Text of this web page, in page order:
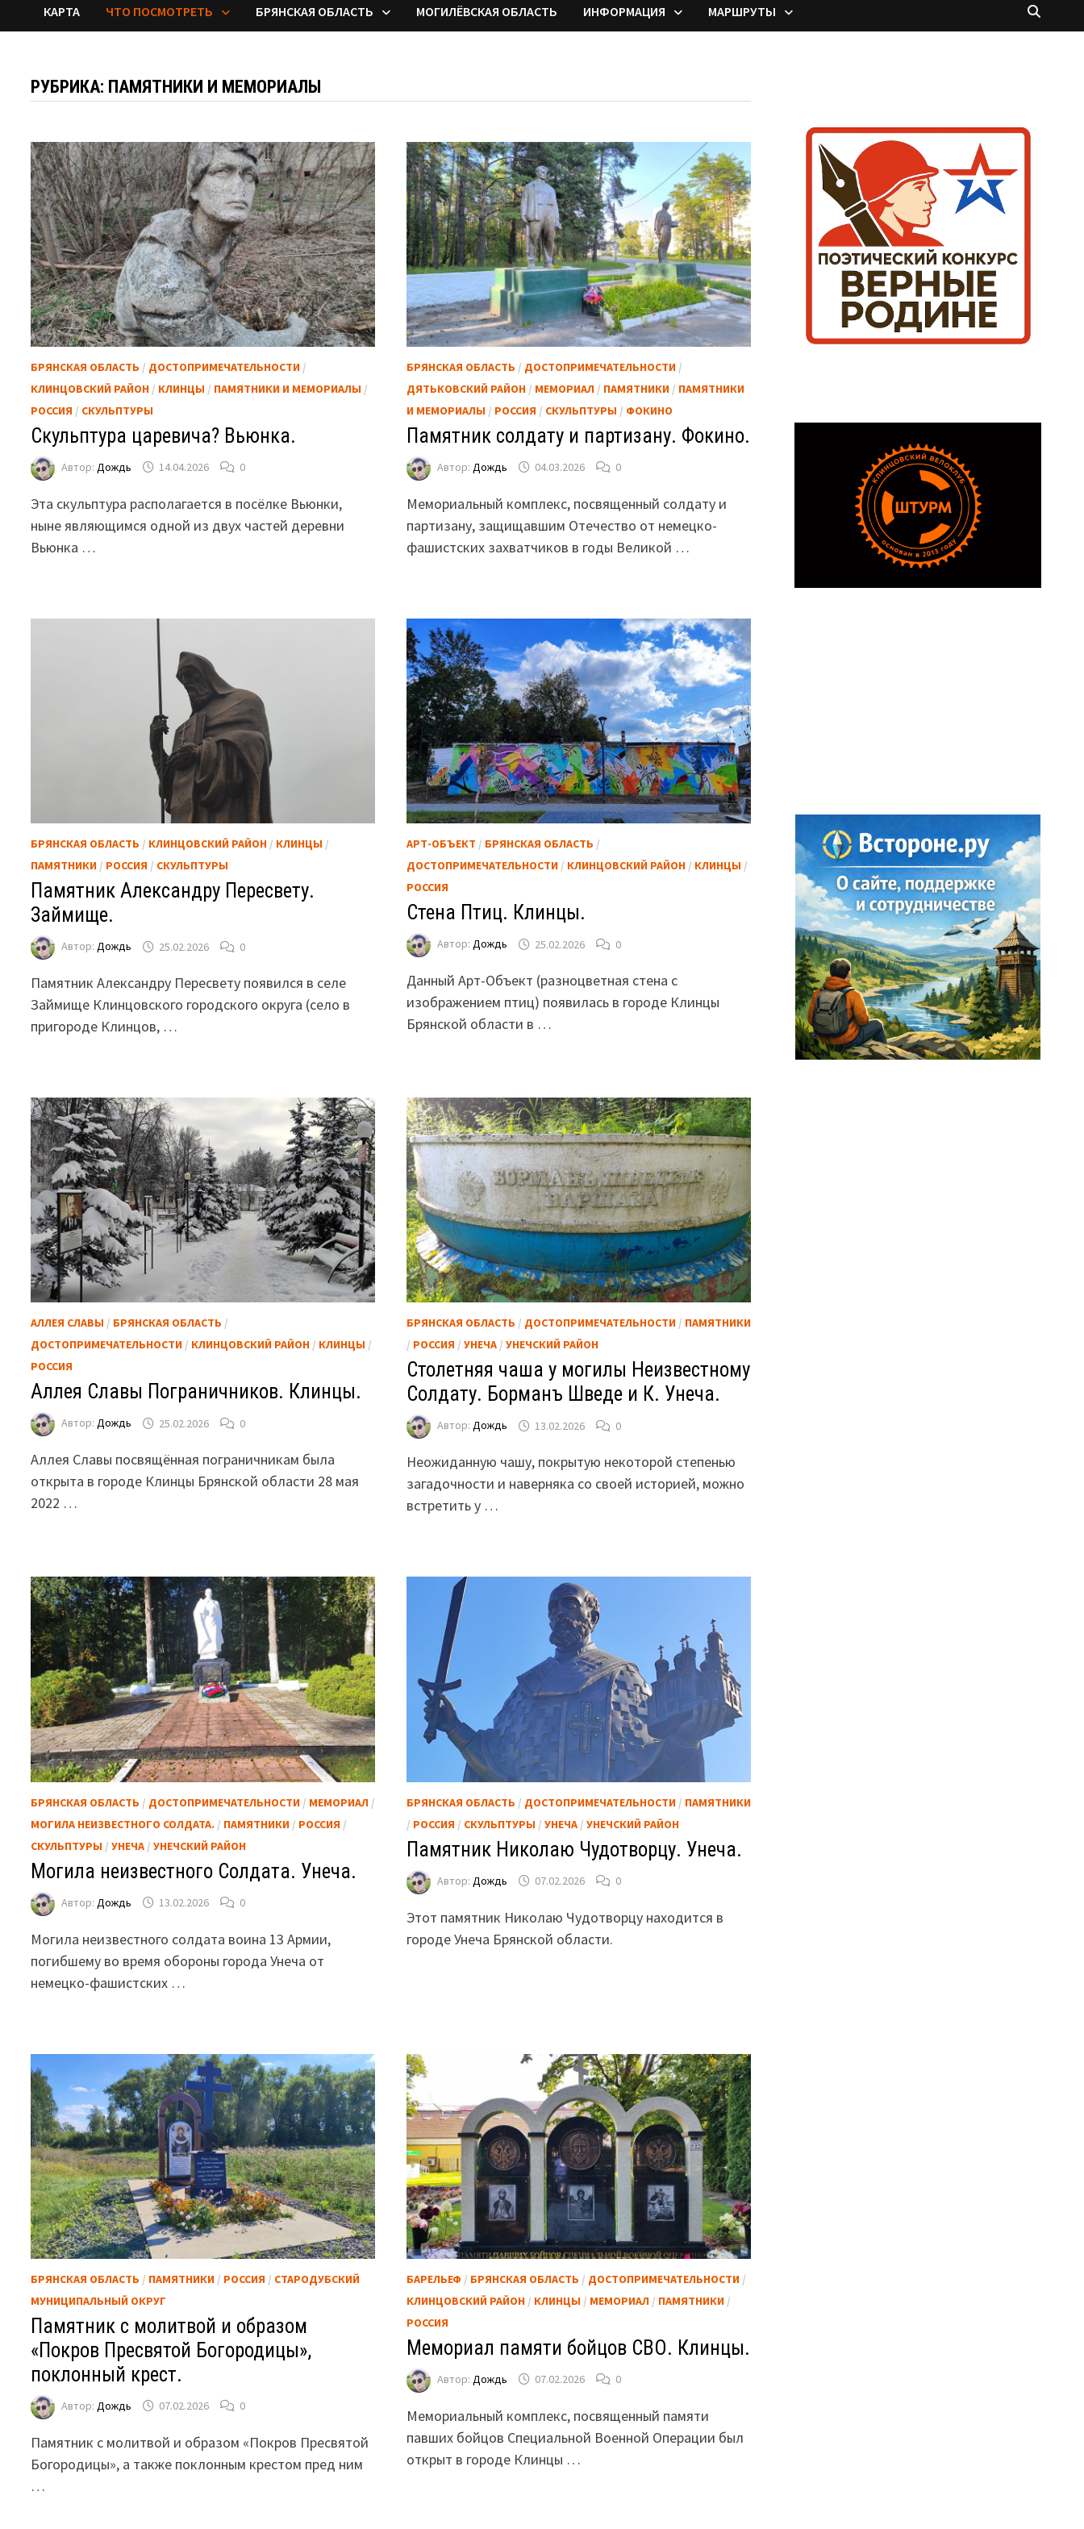
КАРТА ЧТО ПОСМОТРЕТЬ БРЯНСКАЯ ОБЛАСТЬ МОГИЛЁВСКАЯ ОБЛАСТЬ ИНФОРМАЦИЯ МАРШРУТЫ
РУБРИКА: ПАМЯТНИКИ И МЕМОРИАЛЫ
БРЯНСКАЯ ОБЛАСТЬ / ДОСТОПРИМЕЧАТЕЛЬНОСТИ /
КЛИНЦОВСКИЙ РАЙОН / КЛИНЦЫ / ПАМЯТНИКИ И МЕМОРИАЛЫ /
РОССИЯ / СКУЛЬПТУРЫ
Скульптура царевича? Вьюнка.
Автор:Дождь 14.04.2026 0
Эта скульптура располагается в посёлке Вьюнки,
ныне являющимся одной из двух частей деревни
Вьюнка …
БРЯНСКАЯ ОБЛАСТЬ / ДОСТОПРИМЕЧАТЕЛЬНОСТИ/
ДЯТЬКОВСКИЙ РАЙОН/ МЕМОРИАЛ/ ПАМЯТНИКИ/ ПАМЯТНИКИ
И МЕМОРИАЛЫ / РОССИЯ / СКУЛЬПТУРЫ / ФОКИНО
Памятник солдату и партизану. Фокино.
Автор: Дождь 04.03.2026 0
Мемориальный комплекс, посвященный солдату и
партизану, защищавшим Отечество от немецко-
фашистских захватчиков в годы Великой …
БРЯНСКАЯ ОБЛАСТЬ / КЛИНЦОВСКИЙ РАЙОН / КЛИНЦЫ /
ПАМЯТНИКИ / РОССИЯ / СКУЛЬПТУРЫ
Памятник Александру Пересвету.
Займище.
Автор:Дождь 25.02.2026 0
Памятник Александру Пересвету появился в селе
Займище Клинцовского городского округа (село в
пригороде Клинцов, …
АРТ-ОБЪЕКТ / БРЯНСКАЯ ОБЛАСТЬ /
ДОСТОПРИМЕЧАТЕЛЬНОСТИ/ КЛИНЦОВСКИЙ РАЙОН/ КЛИНЦЫ /
РОССИЯ
Стена Птиц. Клинцы.
Автор: Дождь 25.02.2026 0
Данный Арт-Объект (разноцветная стена с
изображением птиц) появилась в городе Клинцы
Брянской области в …
АЛЛЕЯ СЛАВЫ / БРЯНСКАЯ ОБЛАСТЬ /
ДОСТОПРИМЕЧАТЕЛЬНОСТИ / КЛИНЦОВСКИЙ РАЙОН / КЛИНЦЫ /
РОССИЯ
Аллея Славы Пограничников. Клинцы.
Автор:Дождь 25.02.2026 0
Аллея Славы посвящённая пограничникам была
открыта в городе Клинцы Брянской области 28 мая
2022 …
БРЯНСКАЯ ОБЛАСТЬ / ДОСТОПРИМЕЧАТЕЛЬНОСТИ/ ПАМЯТНИКИ
/ РОССИЯ / УНЕЧА/ УНЕЧСКИЙ РАЙОН
Столетняя чаша у могилы Неизвестному
Солдату. Борманъ Шведе и К. Унеча.
Автор: Дождь 13.02.2026 0
Неожиданную чашу, покрытую некоторой степенью
загадочности и наверняка со своей историей, можно
встретить у …
БРЯНСКАЯ ОБЛАСТЬ / ДОСТОПРИМЕЧАТЕЛЬНОСТИ / МЕМОРИАЛ /
МОГИЛА НЕИЗВЕСТНОГО СОЛДАТА. / ПАМЯТНИКИ / РОССИЯ /
СКУЛЬПТУРЫ /УНЕЧА /УНЕЧСКИЙ РАЙОН
Могила неизвестного Солдата. Унеча.
Автор:Дождь 13.02.2026 0
Могила неизвестного солдата воина 13 Армии,
погибшему во время обороны города Унеча от
немецко-фашистских …
БРЯНСКАЯ ОБЛАСТЬ / ДОСТОПРИМЕЧАТЕЛЬНОСТИ/ ПАМЯТНИКИ
/ РОССИЯ / СКУЛЬПТУРЫ / УНЕЧА/ УНЕЧСКИЙ РАЙОН
Памятник Николаю Чудотворцу. Унеча.
Автор: Дождь 07.02.2026 0
Этот памятник Николаю Чудотворцу находится в
городе Унеча Брянской области.
БРЯНСКАЯ ОБЛАСТЬ / ПАМЯТНИКИ / РОССИЯ / СТАРОДУБСКИЙ
МУНИЦИПАЛЬНЫЙ ОКРУГ
Памятник с молитвой и образом
«Покров Пресвятой Богородицы»,
поклонный крест.
Автор:Дождь 07.02.2026 0
Памятник с молитвой и образом «Покров Пресвятой
Богородицы», а также поклонным крестом пред ним
…
БАРЕЛЬЕФ / БРЯНСКАЯ ОБЛАСТЬ / ДОСТОПРИМЕЧАТЕЛЬНОСТИ/
КЛИНЦОВСКИЙ РАЙОН/ КЛИНЦЫ / МЕМОРИАЛ/ ПАМЯТНИКИ/
РОССИЯ
Мемориал памяти бойцов СВО. Клинцы.
Автор: Дождь 07.02.2026 0
Мемориальный комплекс, посвященный памяти
павших бойцов Специальной Военной Операции был
открыт в городе Клинцы …